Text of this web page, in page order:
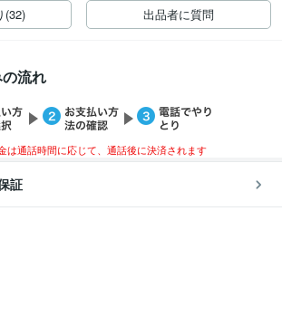
(32) 出品者に質問
流れ
は通話時間に応じて、通話後に決済されます
証